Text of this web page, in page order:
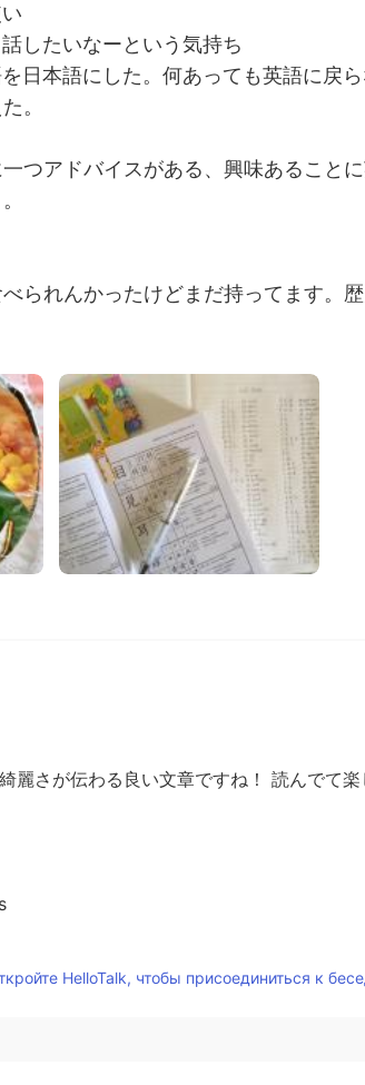
したいなーという気持ち
日本語にした。何あっても英語に戻
。
つアドバイスがある、興味あること
られんかったけどまだ持ってます。
麗さが伝わる良い文章ですね！ 読んでて楽
HelloTalk, чтобы присоединиться к